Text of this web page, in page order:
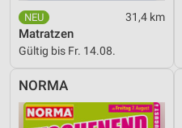
31,4 km
Matratzen
Gültig bis Fr. 14.08.
NORMA